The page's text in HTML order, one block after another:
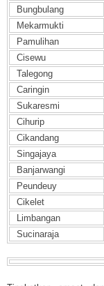
Bungbulang
Mekarmukti
Pamulihan
Cisewu
Talegong
Caringin
Sukaresmi
Cihurip
Cikandang
Singajaya
Banjarwangi
Peundeuy
Cikelet
Limbangan
Sucinaraja